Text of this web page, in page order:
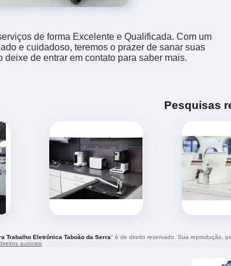
de forma Excelente e Qualificada. Com um
e cuidadoso, teremos o prazer de sanar suas
deixe de entrar em contato para saber mais.
Pesquisas
Trabalho Eletrônica Taboão da Serra" é de direito reservado. Sua reprodução,
autorais.